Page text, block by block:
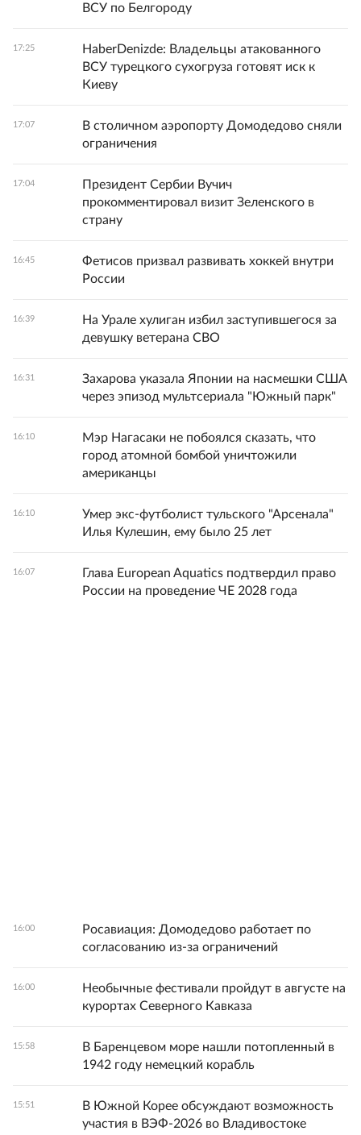
ВСУ по Белгороду
17:25
HaberDenizde: Владельцы атакованного
ВСУ турецкого сухогруза готовят иск к
Киеву
17:07
В столичном аэропорту Домодедово сняли
ограничения
17:04
Президент Сербии Вучич
прокомментировал визит Зеленского в
страну
16:45
Фетисов призвал развивать хоккей внутри
России
16:39
На Урале хулиган избил заступившегося за
девушку ветерана СВО
16:31
Захарова указала Японии на насмешки США
через эпизод мультсериала "Южный парк"
16:10
Мэр Нагасаки не побоялся сказать, что
город атомной бомбой уничтожили
американцы
16:10
Умер экс-футболист тульского "Арсенала"
Илья Кулешин, ему было 25 лет
16:07
Глава European Aquatics подтвердил право
России на проведение ЧЕ 2028 года
16:00
Росавиация: Домодедово работает по
согласованию из-за ограничений
16:00
Необычные фестивали пройдут в августе на
курортах Северного Кавказа
15:58
В Баренцевом море нашли потопленный в
1942 году немецкий корабль
15:51
В Южной Корее обсуждают возможность
участия в ВЭФ-2026 во Владивостоке